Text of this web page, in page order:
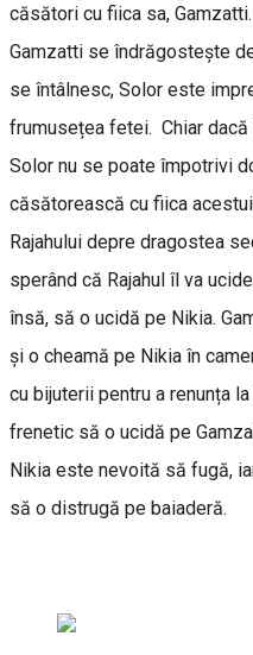
căsători cu fiica sa,
Gamzatti se îndrăgostește
se întâlnesc, Solor este
frumusețea fetei. Chiar
Solor nu se poate împotrivi
căsătorească cu fiica
Rajahului depre dragostea
sperând că Rajahul îl va
însă, să o ucidă pe Nikia.
și o cheamă pe Nikia în
cu bijuterii pentru a renunța
frenetic să o ucidă pe
Nikia este nevoită să fugă,
să o distrugă pe baiaderă.